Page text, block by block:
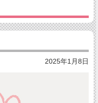
2025年1月8日